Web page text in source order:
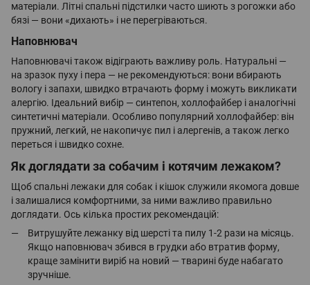
матеріали. Літні спальні підстилки часто шиють з рогожки або
бязі — вони «дихають» і не перегріваються.
Наповнювач
Наповнювачі також відіграють важливу роль. Натуральні —
на зразок пуху і пера — не рекомендуються: вони вбирають
вологу і запахи, швидко втрачають форму і можуть викликати
алергію. Ідеальний вибір — синтепон, холлофайбер і аналогічні
синтетичні матеріали. Особливо популярний холлофайбер: він
пружний, легкий, не накопичує пил і алергенів, а також легко
переться і швидко сохне.
Як доглядати за собачим і котячим лежаком?
Щоб спальні лежаки для собак і кішок служили якомога довше
і залишалися комфортними, за ними важливо правильно
доглядати. Ось кілька простих рекомендацій:
Витрушуйте лежанку від шерсті та пилу 1-2 рази на місяць.
Якщо наповнювач збився в грудки або втратив форму,
краще замінити виріб на новий — тварині буде набагато
зручніше.